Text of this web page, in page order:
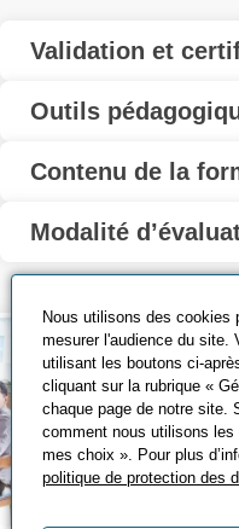
Validation et
Outils
Contenu de la
Modalité
Nous utilisons des cookies
mesurer l'audience du site.
utilisant les boutons ci-
cliquant sur la rubrique «
chaque page de notre site.
comment nous utilisons
mes choix ». Pour plus
politique de protection des